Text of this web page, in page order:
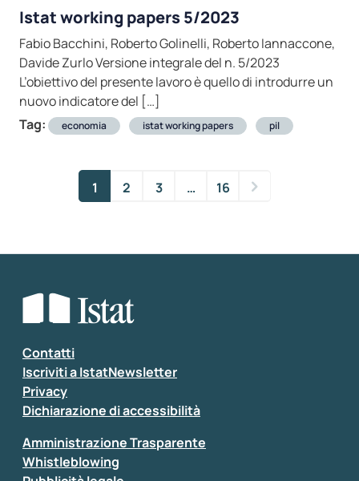
Istat working papers 5/2023
Fabio Bacchini, Roberto Golinelli, Roberto Iannaccone,
Davide Zurlo Versione integrale del n. 5/2023
L’obiettivo del presente lavoro è quello di introdurre un
nuovo indicatore del […]
Tag:
economia istat working papers pil
1 2 3 … 16
Contatti
Iscriviti a IstatNewsletter
Privacy
Dichiarazione di accessibilità
Amministrazione Trasparente
Whistleblowing